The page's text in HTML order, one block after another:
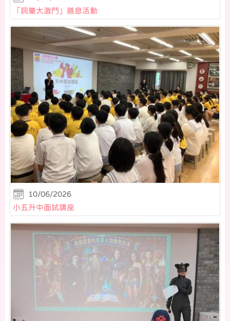
「詞彙大激鬥」膳息活動
10/06/2026
小五升中面試講座